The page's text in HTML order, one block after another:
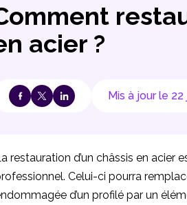
acier ?
Mis à jour le
restauration d’un châssis en acier
Celui-ci pourra
d’un profilé par un